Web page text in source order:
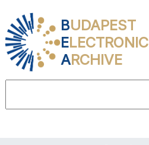
BUDAPEST
ELECTRONIC
ARCHIVE